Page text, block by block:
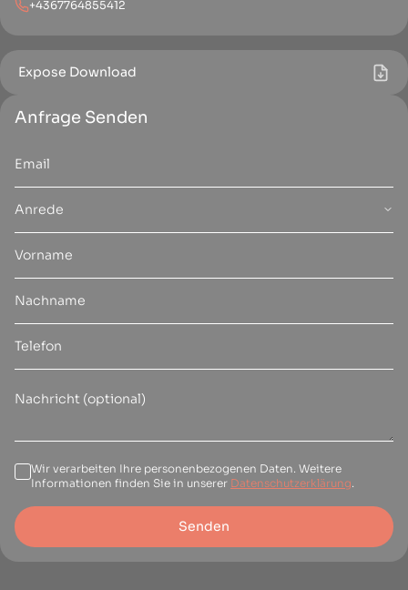
+4367764855412
Expose Download
Anfrage Senden
Anrede
Wir verarbeiten Ihre personenbezogenen Daten. Weitere
Informationen finden Sie in unserer Datenschutzerklärung.
Senden